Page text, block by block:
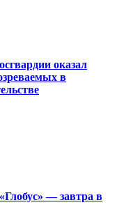
оказал
в
— завтра в